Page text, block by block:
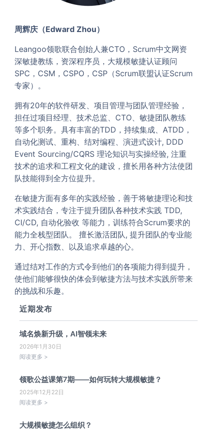
周辉庆（Edward Zhou）
Leangoo领歌联合创始人兼CTO，Scrum中文网资
深敏捷教练，资深程序员，大规模敏捷认证顾问
SPC，CSM，CSPO，CSP（Scrum联盟认证Scrum
专家）。
拥有20年的软件研发、项目管理与团队管理经验，
担任过项目经理、技术总监、CTO、敏捷团队教练
等多个职务。具有丰富的TDD，持续集成、ATDD，
自动化测试、重构、结对编程、演进式设计, DDD
Event Sourcing/CQRS 理论知识与实操经验, 注重
技术的追求和工程文化的建设，擅长用各种方法使团
队技能得到全方位提升。
在敏捷方面有多年的实践经验，善于将敏捷理论和技
术实践结合，专注于提升团队各种技术实践 TDD,
CI/CD, 自动化验收 等能力，训练符合Scrum要求的
能力全栈型团队。 擅长激活团队, 提升团队的专业能
力、开心指数、以及追求卓越的心。
通过结对工作的方式令到他们的各项能力得到提升，
使他们能够很快的体会到敏捷方法与技术实践所带来
的挑战和乐趣。
近期发布
域名焕新升级，AI智领未来
2026年1月30日
阅读更多 >
领歌公益课第7期——如何玩转大规模敏捷？
2025年12月22日
阅读更多 >
大规模敏捷怎么组织？